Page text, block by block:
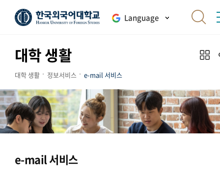
Language
대학 생활
대학 생활 정보서비스 e-mail 서비스
e-mail 서비스